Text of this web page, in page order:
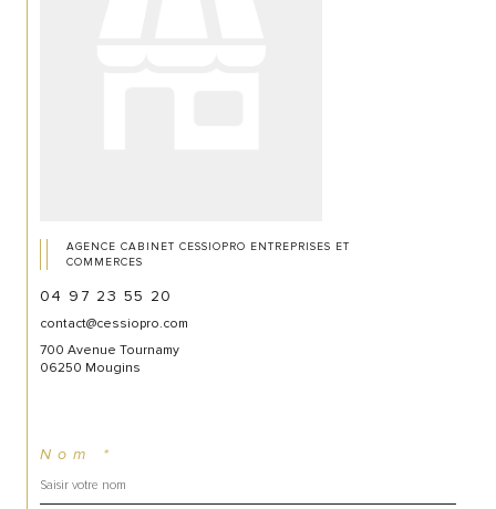
AGENCE CABINET CESSIOPRO ENTREPRISES ET
COMMERCES
04 97 23 55 20
contact@cessiopro.com
700 Avenue Tournamy
06250 Mougins
Nom *